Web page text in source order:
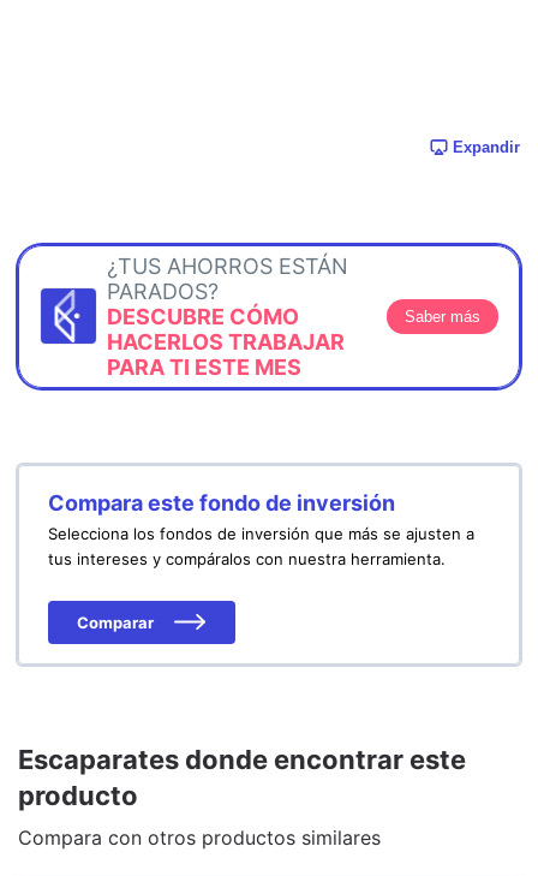
Expandir
¿TUS AHORROS ESTÁN
PARADOS?
DESCUBRE CÓMO
HACERLOS TRABAJAR
PARA TI ESTE MES
Saber más
Compara este fondo de inversión
Selecciona los fondos de inversión que más se ajusten a
tus intereses y compáralos con nuestra herramienta.
Comparar
Escaparates donde encontrar este
producto
Compara con otros productos similares